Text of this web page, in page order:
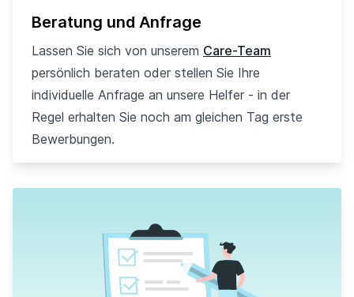
Beratung und Anfrage
Lassen Sie sich von unserem Care-Team
persönlich beraten oder stellen Sie Ihre
individuelle Anfrage an unsere Helfer - in der
Regel erhalten Sie noch am gleichen Tag erste
Bewerbungen.